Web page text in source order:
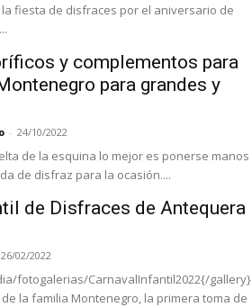
la fiesta de disfraces por el aniversario de
y complementos para
para grandes y
- 24/10/2022
de la esquina lo mejor es ponerse manos
de disfraz para la ocasión....
de Disfraces de Antequera
26/02/2022
fotogalerias/CarnavalInfantil2022{/gallery}
la familia Montenegro, la primera toma de